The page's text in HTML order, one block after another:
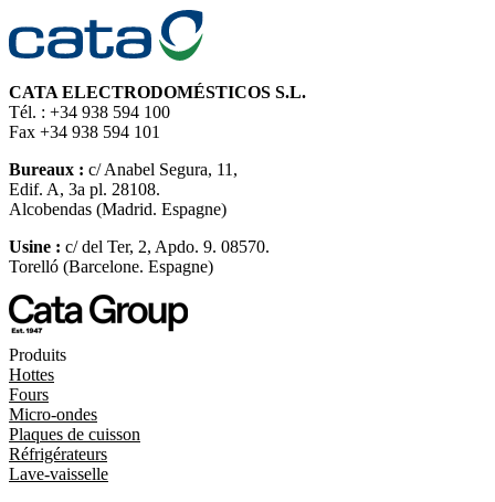
CATA ELECTRODOMÉSTICOS S.L.
Tél. : +34 938 594 100
Fax +34 938 594 101
Bureaux : c/ Anabel Segura, 11,
Edif. A, 3a pl. 28108.
Alcobendas (Madrid. Espagne)
Usine : c/ del Ter, 2, Apdo. 9. 08570.
Torelló (Barcelone. Espagne)
Produits
Hottes
Fours
Micro-ondes
Plaques de cuisson
Réfrigérateurs
Lave-vaisselle